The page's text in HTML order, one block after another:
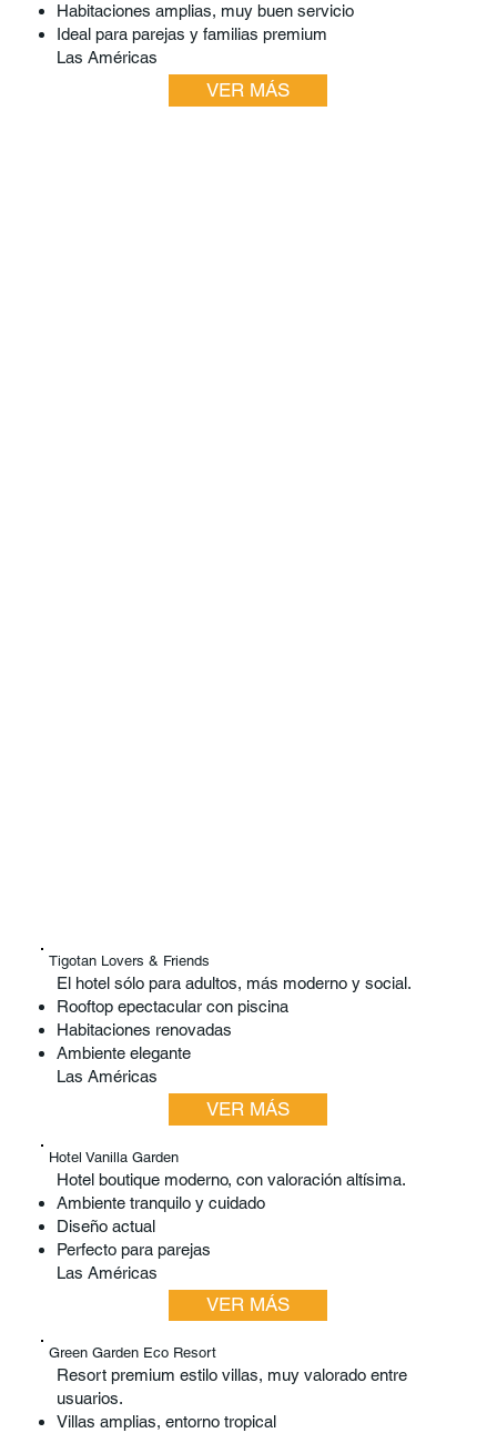
Habitaciones amplias, muy buen servicio
Ideal para parejas y familias premium
Las Américas
VER MÁS
Tigotan Lovers & Friends
El hotel sólo para adultos, más moderno y social.
Rooftop epectacular con piscina
Habitaciones renovadas
Ambiente elegante
Las Américas
VER MÁS
Hotel Vanilla Garden
Hotel boutique moderno, con valoración altísima.
Ambiente tranquilo y cuidado
Diseño actual
Perfecto para parejas
Las Américas
VER MÁS
Green Garden Eco Resort
Resort premium estilo villas, muy valorado entre
usuarios.
Villas amplias, entorno tropical